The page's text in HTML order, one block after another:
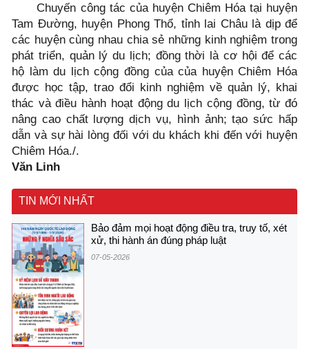
Chuyến công tác của huyện Chiêm Hóa tại huyện
Tam Đường, huyện Phong Thổ, tỉnh lai Châu là dịp để
các huyện cùng nhau chia sẻ những kinh nghiệm trong
phát triển, quản lý du lịch; đồng thời là cơ hội để các
hộ làm du lịch cộng đồng của của huyện Chiêm Hóa
được học tập, trao đổi kinh nghiệm về quản lý, khai
thác và điều hành hoạt động du lịch cộng đồng, từ đó
nâng cao chất lượng dịch vụ, hình ảnh; tạo sức hấp
dẫn và sự hài lòng đối với du khách khi đến với huyện
Chiêm Hóa./.
Văn Linh
TIN MỚI NHẤT
Bảo đảm mọi hoạt động điều tra, truy tố, xét
xử, thi hành án đúng pháp luật
07-05-2026